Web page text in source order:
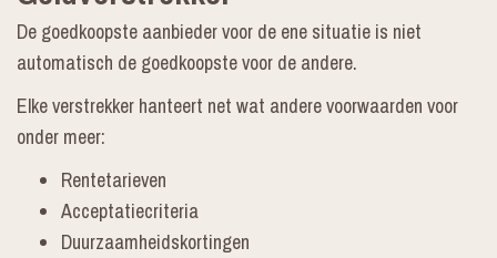
De goedkoopste aanbieder voor de ene situatie is niet
automatisch de goedkoopste voor de andere.
Elke verstrekker hanteert net wat andere voorwaarden voor
onder meer:
Rentetarieven
Acceptatiecriteria
Duurzaamheidskortingen